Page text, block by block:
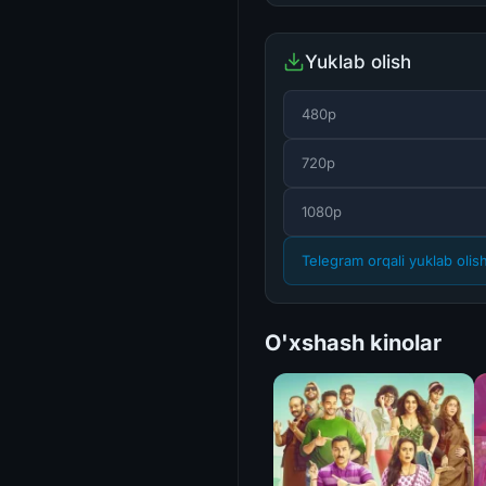
Yuklab olish
480p
720p
1080p
Telegram orqali yuklab
O'xshash kinolar